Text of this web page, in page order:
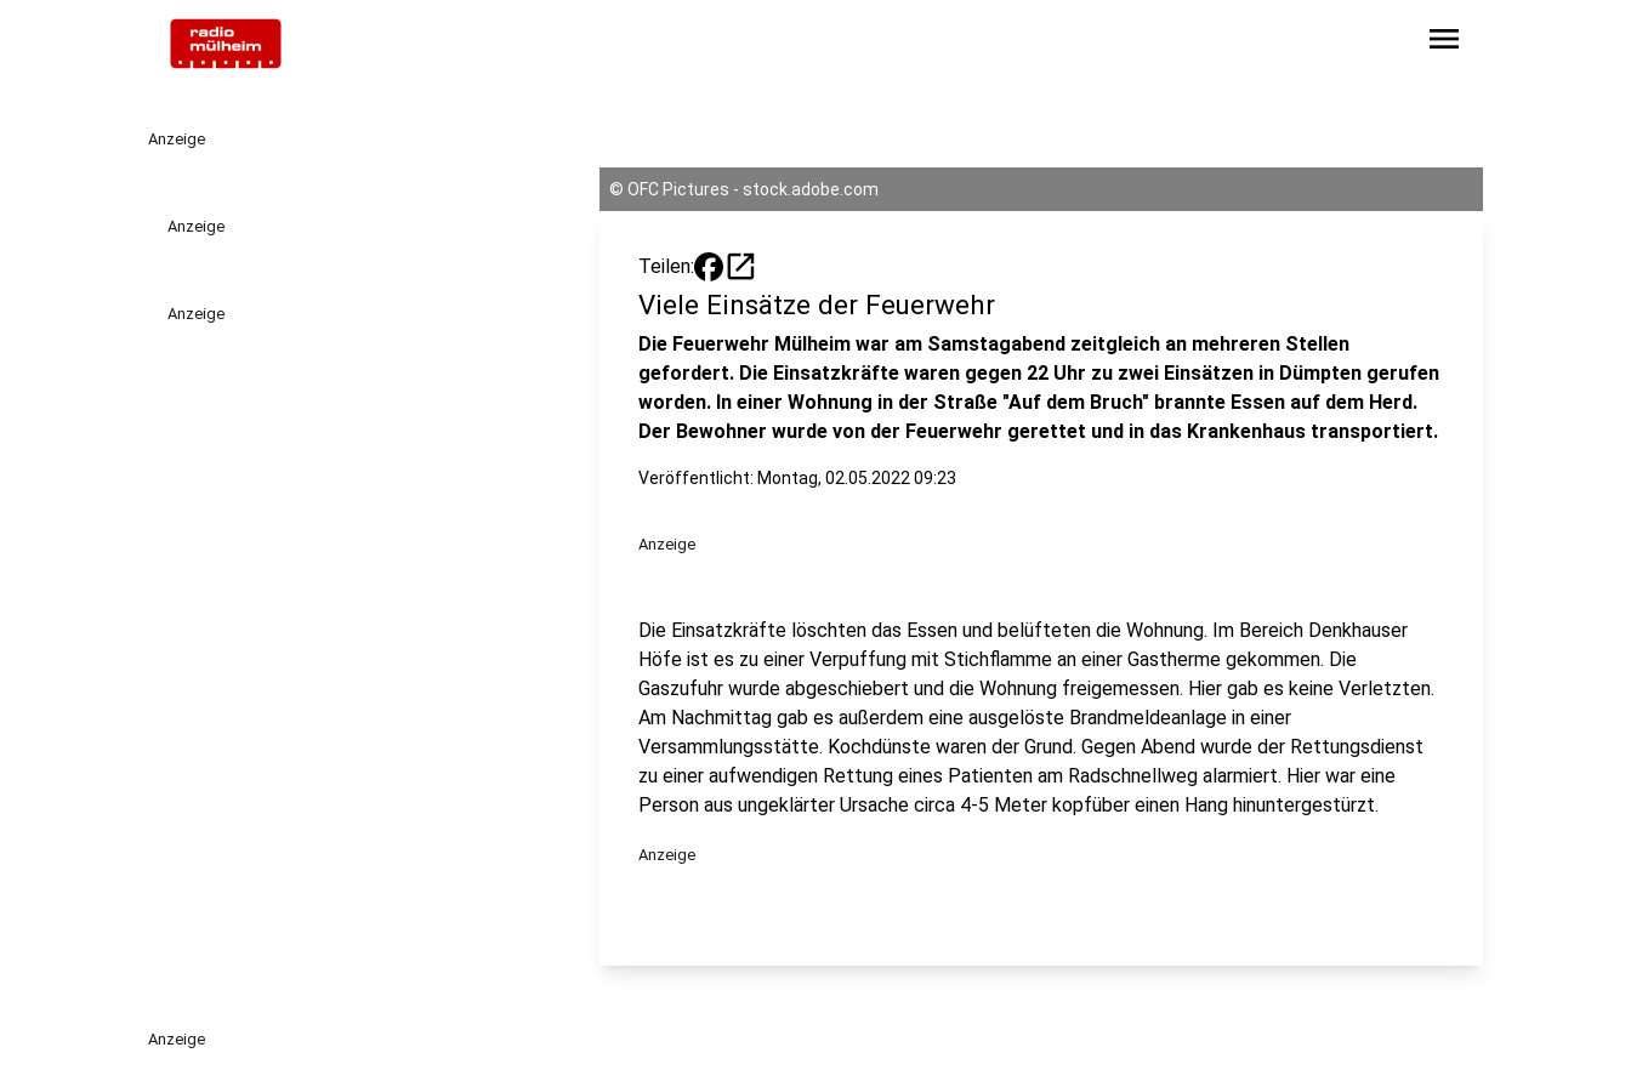
menu
Anzeige
Anzeige
Anzeige
© OFC Pictures - stock.adobe.com
Teilen: open_in_new
Viele Einsätze der Feuerwehr
Die Feuerwehr Mülheim war am Samstagabend zeitgleich an mehreren Stellen
gefordert. Die Einsatzkräfte waren gegen 22 Uhr zu zwei Einsätzen in Dümpten gerufen
worden. In einer Wohnung in der Straße "Auf dem Bruch" brannte Essen auf dem Herd.
Der Bewohner wurde von der Feuerwehr gerettet und in das Krankenhaus transportiert.
Veröffentlicht: Montag, 02.05.2022 09:23
Anzeige
Die Einsatzkräfte löschten das Essen und belüfteten die Wohnung. Im Bereich Denkhauser
Höfe ist es zu einer Verpuffung mit Stichflamme an einer Gastherme gekommen. Die
Gaszufuhr wurde abgeschiebert und die Wohnung freigemessen. Hier gab es keine Verletzten.
Am Nachmittag gab es außerdem eine ausgelöste Brandmeldeanlage in einer
Versammlungsstätte. Kochdünste waren der Grund. Gegen Abend wurde der Rettungsdienst
zu einer aufwendigen Rettung eines Patienten am Radschnellweg alarmiert. Hier war eine
Person aus ungeklärter Ursache circa 4-5 Meter kopfüber einen Hang hinuntergestürzt.
Anzeige
Anzeige